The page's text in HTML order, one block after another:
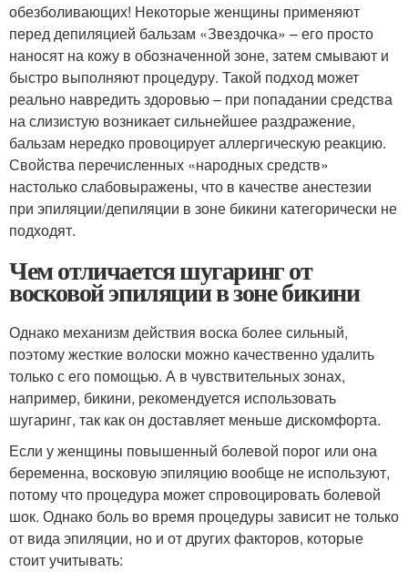
обезболивающих! Некоторые женщины применяют
перед депиляцией бальзам «Звездочка» – его просто
наносят на кожу в обозначенной зоне, затем смывают и
быстро выполняют процедуру. Такой подход может
реально навредить здоровью – при попадании средства
на слизистую возникает сильнейшее раздражение,
бальзам нередко провоцирует аллергическую реакцию.
Свойства перечисленных «народных средств»
настолько слабовыражены, что в качестве анестезии
при эпиляции/депиляции в зоне бикини категорически не
подходят.
Чем отличается шугаринг от
восковой эпиляции в зоне бикини
Однако механизм действия воска более сильный,
поэтому жесткие волоски можно качественно удалить
только с его помощью. А в чувствительных зонах,
например, бикини, рекомендуется использовать
шугаринг, так как он доставляет меньше дискомфорта.
Если у женщины повышенный болевой порог или она
беременна, восковую эпиляцию вообще не используют,
потому что процедура может спровоцировать болевой
шок. Однако боль во время процедуры зависит не только
от вида эпиляции, но и от других факторов, которые
стоит учитывать: